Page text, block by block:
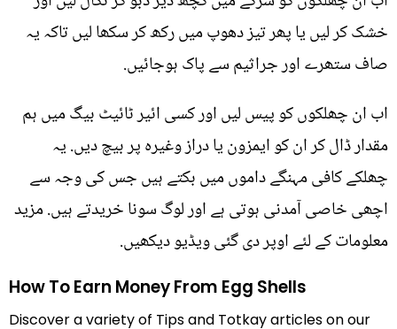
خشک کر لیں یا پھر تیز دھوپ میں رکھ کر سکھا لیں تاکہ یہ
صاف ستھرے اور جراثیم سے پاک ہوجائیں.
اب ان چھلکوں کو پیس لیں اور کسی ائیر ٹائیٹ بیگ میں ہم
مقدار ڈال کر ان کو ایمزون یا دراز وغیرہ پر بیچ دیں. یہ
چھلکے کافی مہنگے داموں میں بکتے ہیں جس کی وجہ سے
اچھی خاصی آمدنی ہوتی ہے اور لوگ سونا خریدتے ہیں. مزید
معلومات کے لئے اوپر دی گئی ویڈیو دیکھیں.
How To Earn Money From Egg Shells
Discover a variety of Tips and Totkay articles on our